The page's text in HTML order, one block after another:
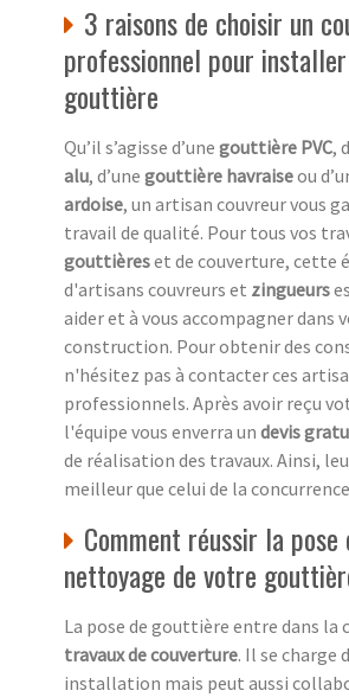
3 raisons de choisir un
professionnel pour
gouttière
Qu’il s’agisse d’une gouttière PVC,
alu, d’une gouttière havraiseou
ardoise, un artisan couvreur vous
travail de qualité. Pour tous vos
gouttièreset de couverture, cette
d'artisans couvreurs et zingueurs
aider et à vous accompagner dans
construction. Pour obtenir des
n'hésitez pas à contacter ces
professionnels. Après avoir reçu
l'équipe vous enverra un devis
de réalisation des travaux. Ainsi,
meilleur que celui de la
Comment réussir la
nettoyage de votre
La pose de gouttière entre dans la
travaux de couverture. Il se charge
installation mais peut aussi